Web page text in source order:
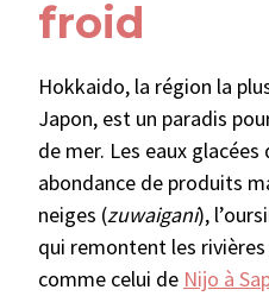
froid
Hokkaido, la région la
Japon, est un paradis
de mer. Les eaux
abondance de produits
neiges (zuwaigani),
qui remontent les
comme celui de Nijo à